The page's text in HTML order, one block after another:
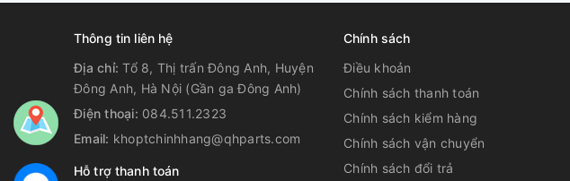
Thông tin liên hệ
Địa chỉ:Tổ 8, Thị trấn Đông Anh, Huyện
Đông Anh, Hà Nội (Gần ga Đông Anh)
Điện thoại: 084.511.2323
Email: khoptchinhhang@qhparts.com
Hỗ trợ thanh toán
Chính sách
Điều khoản
Chính sách thanh toán
Chính sách kiểm hàng
Chính sách vận chuyển
Chính sách đổi trả